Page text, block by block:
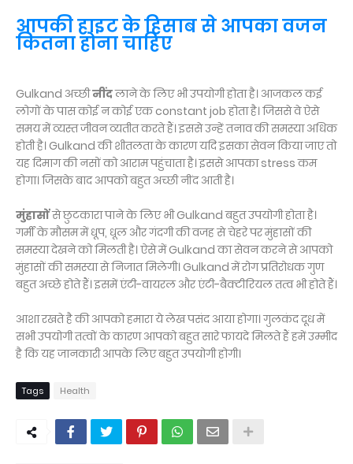
आपकी हाइट के हिसाब से आपका वजन
कितना होना चाहिए
Gulkand अच्छीनींदलाने के लिए भी उपयोगी होता है। आजकल कई
लोगों के पास कोई न कोई एक constant job होता है। जिससे वे ऐसे
समय में व्यस्त जीवन व्यतीत करते हैं। इससे उन्हें तनाव की समस्या अधिक
होती है। Gulkand की शीतलता के कारण यदि इसका सेवन किया जाए तो
यह दिमाग की नसों को आराम पहुंचाता है। इससे आपका stress कम
होगा। जिसके बाद आपको बहुत अच्छी नींद आती है।
मुंहासोंसे छुटकारा पाने के लिए भी Gulkand बहुत उपयोगी होता है।
गर्मी के मौसम में धूप, धूल और गंदगी की वजह से चेहरे पर मुंहासों की
समस्या देखने को मिलती है। ऐसे में Gulkand का सेवन करने से आपको
मुंहासों की समस्या से निजात मिलेगी। Gulkand में रोग प्रतिरोधक गुण
बहुत अच्छे होते हैं। इसमें एंटी-वायरल और एंटी-बैक्टीरियल तत्व भी होते हैं।
आशा रखते है की आपको हमारा ये लेख पसंद आया होगा। गुलकंद दूध में
सभी उपयोगी तत्वों के कारण आपको बहुत सारे फायदे मिलते हैं हमें उम्मीद
है कि यह जानकारी आपके लिए बहुत उपयोगी होगी।
Tags Health